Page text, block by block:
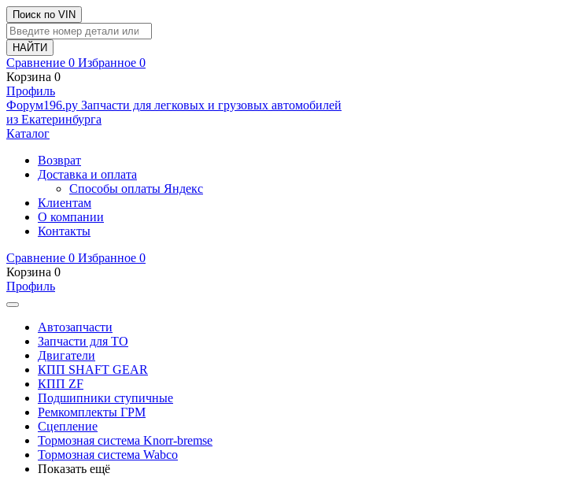
Поиск по VIN
Сравнение 0 Избранное 0
Корзина 0
Профиль
Фoрум196.ру Запчасти для легковых и грузовых автомобилей
из Екатеринбурга
Каталог
Возврат
Доставка и оплата
Способы оплаты Яндекс
Клиентам
О компании
Контакты
Сравнение 0 Избранное 0
Корзина 0
Профиль
Автозапчасти
Запчасти для ТО
Двигатели
КПП SHAFT GEAR
КПП ZF
Подшипники ступичные
Ремкомплекты ГРМ
Сцепление
Тормозная система Knorr-bremse
Тормозная система Wabco
Показать ещё